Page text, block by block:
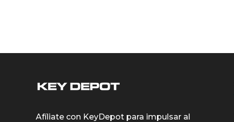
Afíliate con KeyDepot para impulsar al